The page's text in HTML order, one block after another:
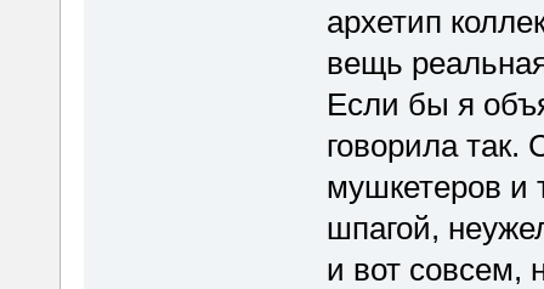
архетип
вещь
Если бы я
говорила так.
мушкетеров и
шпагой,
и вот совсем,